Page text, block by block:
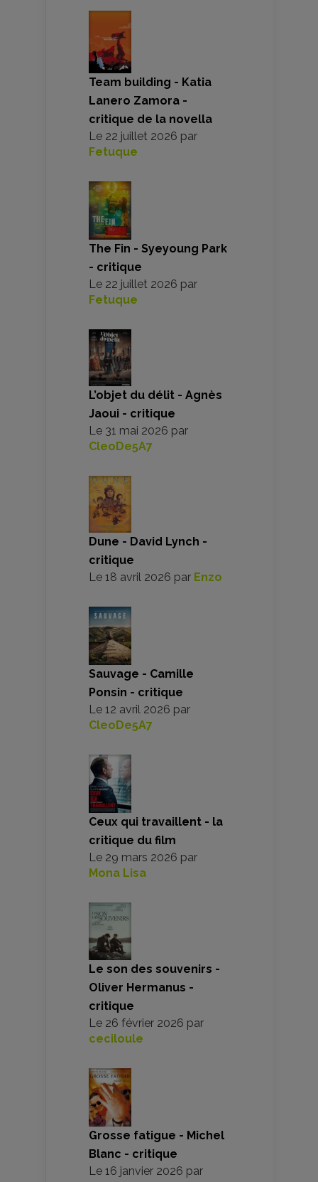
Team building - Katia
Lanero Zamora -
critique de la novella
Le 22 juillet 2026 par
Fetuque
The Fin - Syeyoung Park
- critique
Le 22 juillet 2026 par
Fetuque
L’objet du délit - Agnès
Jaoui - critique
Le 31 mai 2026 par
CleoDe5A7
Dune - David Lynch -
critique
Le 18 avril 2026 par Enzo
Sauvage - Camille
Ponsin - critique
Le 12 avril 2026 par
CleoDe5A7
Ceux qui travaillent - la
critique du film
Le 29 mars 2026 par
Mona Lisa
Le son des souvenirs -
Oliver Hermanus -
critique
Le 26 février 2026 par
ceciloule
Grosse fatigue - Michel
Blanc - critique
Le 16 janvier 2026 par